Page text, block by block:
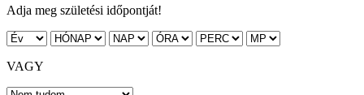
Adja meg születési időpontját!
VAGY